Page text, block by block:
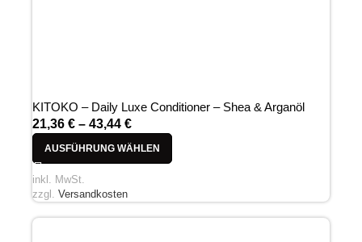
KITOKO – Daily Luxe Conditioner – Shea & Arganöl
21,36 € – 43,44 €
AUSFÜHRUNG WÄHLEN
inkl. MwSt.
zzgl. Versandkosten